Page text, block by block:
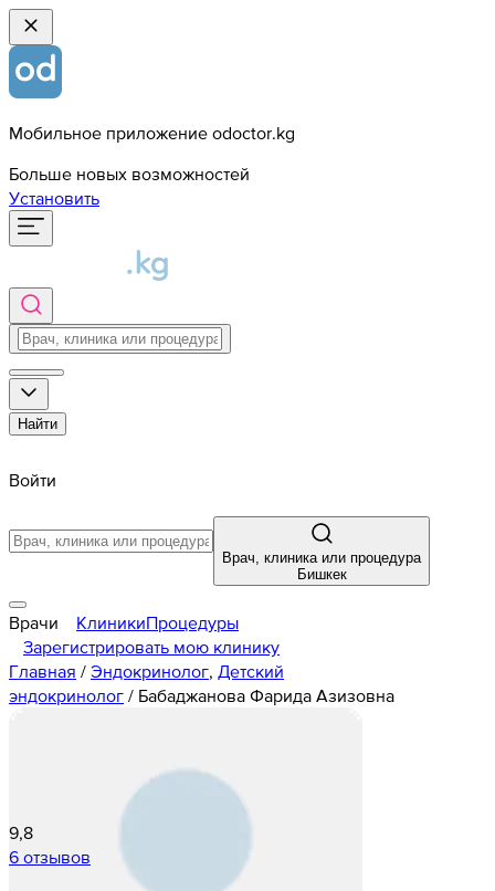
Мобильное приложение odoctor.kg
Больше новых возможностей
Установить
Найти
Войти
Врач, клиника или процедура
Бишкек
Врачи КлиникиПроцедуры
Зарегистрировать мою клинику
Главная / Эндокринолог, Детский
эндокринолог / Бабаджанова Фарида Азизовна
9,8
6 отзывов